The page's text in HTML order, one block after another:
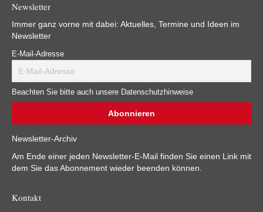
Newsletter
Immer ganz vorne mit dabei: Aktuelles, Termine und Ideen im
Newsletter
E-Mail-Adresse
Beachten Sie bitte auch unsere Datenschutzhinweise
Newsletter-Archiv
Am Ende einer jeden Newsletter-E-Mail finden Sie einen Link mit
dem Sie das Abonnement wieder beenden können.
Kontakt